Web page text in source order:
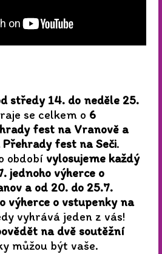
středy 14. do neděle 25.
se celkem o 6
fest na Vranově a
fest na Seči.
období vylosujeme každý
jednoho výherce o
a od 20. do 25.7.
výherce o vstupenky na
vyhrává jeden z vás!
na dvě soutěžní
můžou být vaše.